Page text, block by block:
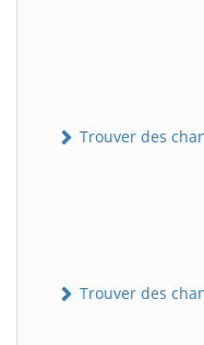
Trouver des
Trouver des